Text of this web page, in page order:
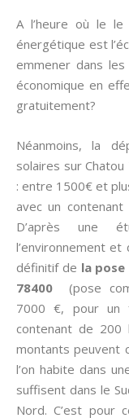
A l’heure où le
énergétique est
emmener dans
économique en
gratuitement?
Néanmoins, la
solaires sur
: entre 1500€ et
avec un
D’après une
l’environnement
définitif de la pose
78400 (pose
7000 €, pour
contenant de
montants peuvent
l’on habite dans
suffisent dans le
Nord. C’est pour